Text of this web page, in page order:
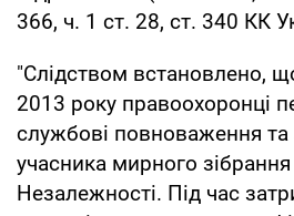
366, ч. 1 ст. 28, ст. 340 КК
"Слідством встановлено,
2013 року правоохоронці
службові повноваження
учасника мирного
Незалежності. Під час